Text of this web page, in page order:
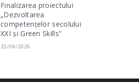
Finalizarea proiectului
„Dezvoltarea
competențelor secolului
XXI și Green Skills”
23/04/2026